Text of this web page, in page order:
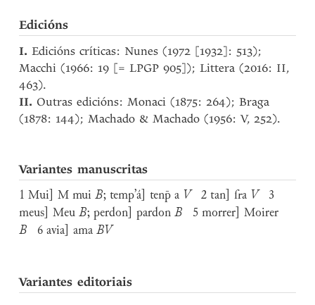
Edicións
I.Edicións críticas: Nunes (1972 [1932]: 513);
Macchi (1966: 19 [= LPGP 905]); Littera (2016: II,
463).
II. Outras edicións: Monaci (1875: 264); Braga
(1878: 144); Machado & Machado (1956: V, 252).
Variantes manuscritas
1 Mui] M muiB; temp’á] tenp̄ a V 2 tan] fra V 3
meus] MeuB; perdon] pardonB 5 morrer] Moirer
B 6 avia] amaBV
Variantes editoriais